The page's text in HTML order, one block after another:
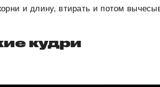
и длину, втирать и потом
кудри